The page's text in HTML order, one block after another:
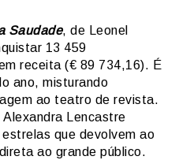
Saudade, de Leonel
13 459
receita (€ 89 734,16). É
ano, misturando
ao teatro de revista.
Lencastre
estrelas que devolvem ao
ao grande público.